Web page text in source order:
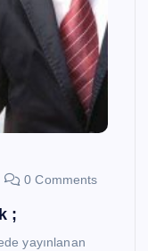
0 Comments
;
yayınlanan